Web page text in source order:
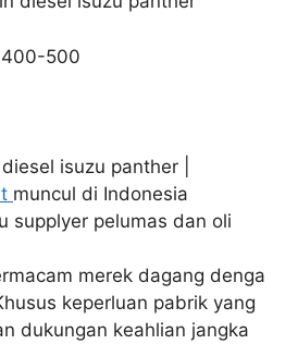
500
isuzu panther |
muncul di Indonesia
supplyer pelumas dan oli
merek dagang denga
keperluan pabrik yang
dukungan keahlian jangka